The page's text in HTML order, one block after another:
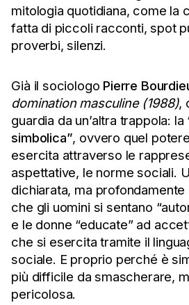
mitologia quotidiana, come la
fatta di piccoli racconti, spot
proverbi, silenzi.
Già il sociologo Pierre
domination masculine (1988),
guardia da un’altra trappola: la
simbolica”, ovvero quel
esercita attraverso le
aspettative, le norme sociali.
dichiarata, ma
che gli uomini si sentano
e le donne “educate” ad
che si esercita tramite il
sociale. E proprio perché è
più difficile da smascherare,
pericolosa.